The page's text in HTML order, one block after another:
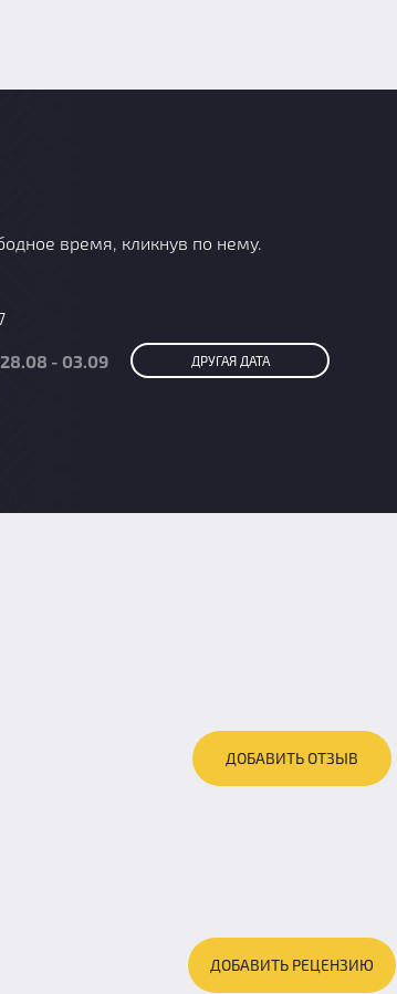
время, кликнув по нему.
28.08 - 03.09 ДРУГАЯ ДАТА
ДОБАВИТЬ ОТЗЫВ
ДОБАВИТЬ РЕЦЕНЗИЮ